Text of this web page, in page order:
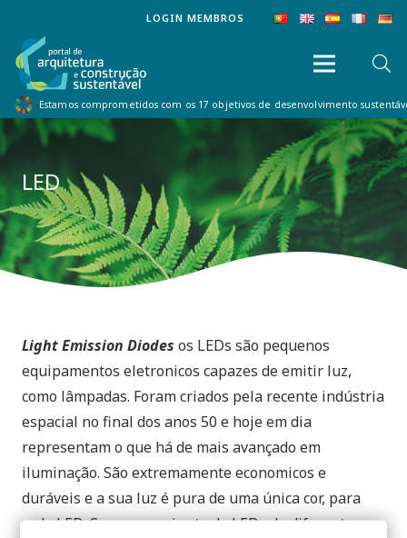
LOGIN MEMBROS
Estamos comprometidos com os 17 objetivos de desenvolvimento
LED
Light Emission Diodes os LEDs são pequenos
equipamentos eletronicos capazes de emitir luz,
como lâmpadas. Foram criados pela recente indústria
espacial no final dos anos 50 e hoje em dia
representam o que há de mais avançado em
iluminação. São extremamente economicos e
duráveis e a sua luz é pura de uma única cor, para
cada LED. Com um conjunto de LEDs de diferentes